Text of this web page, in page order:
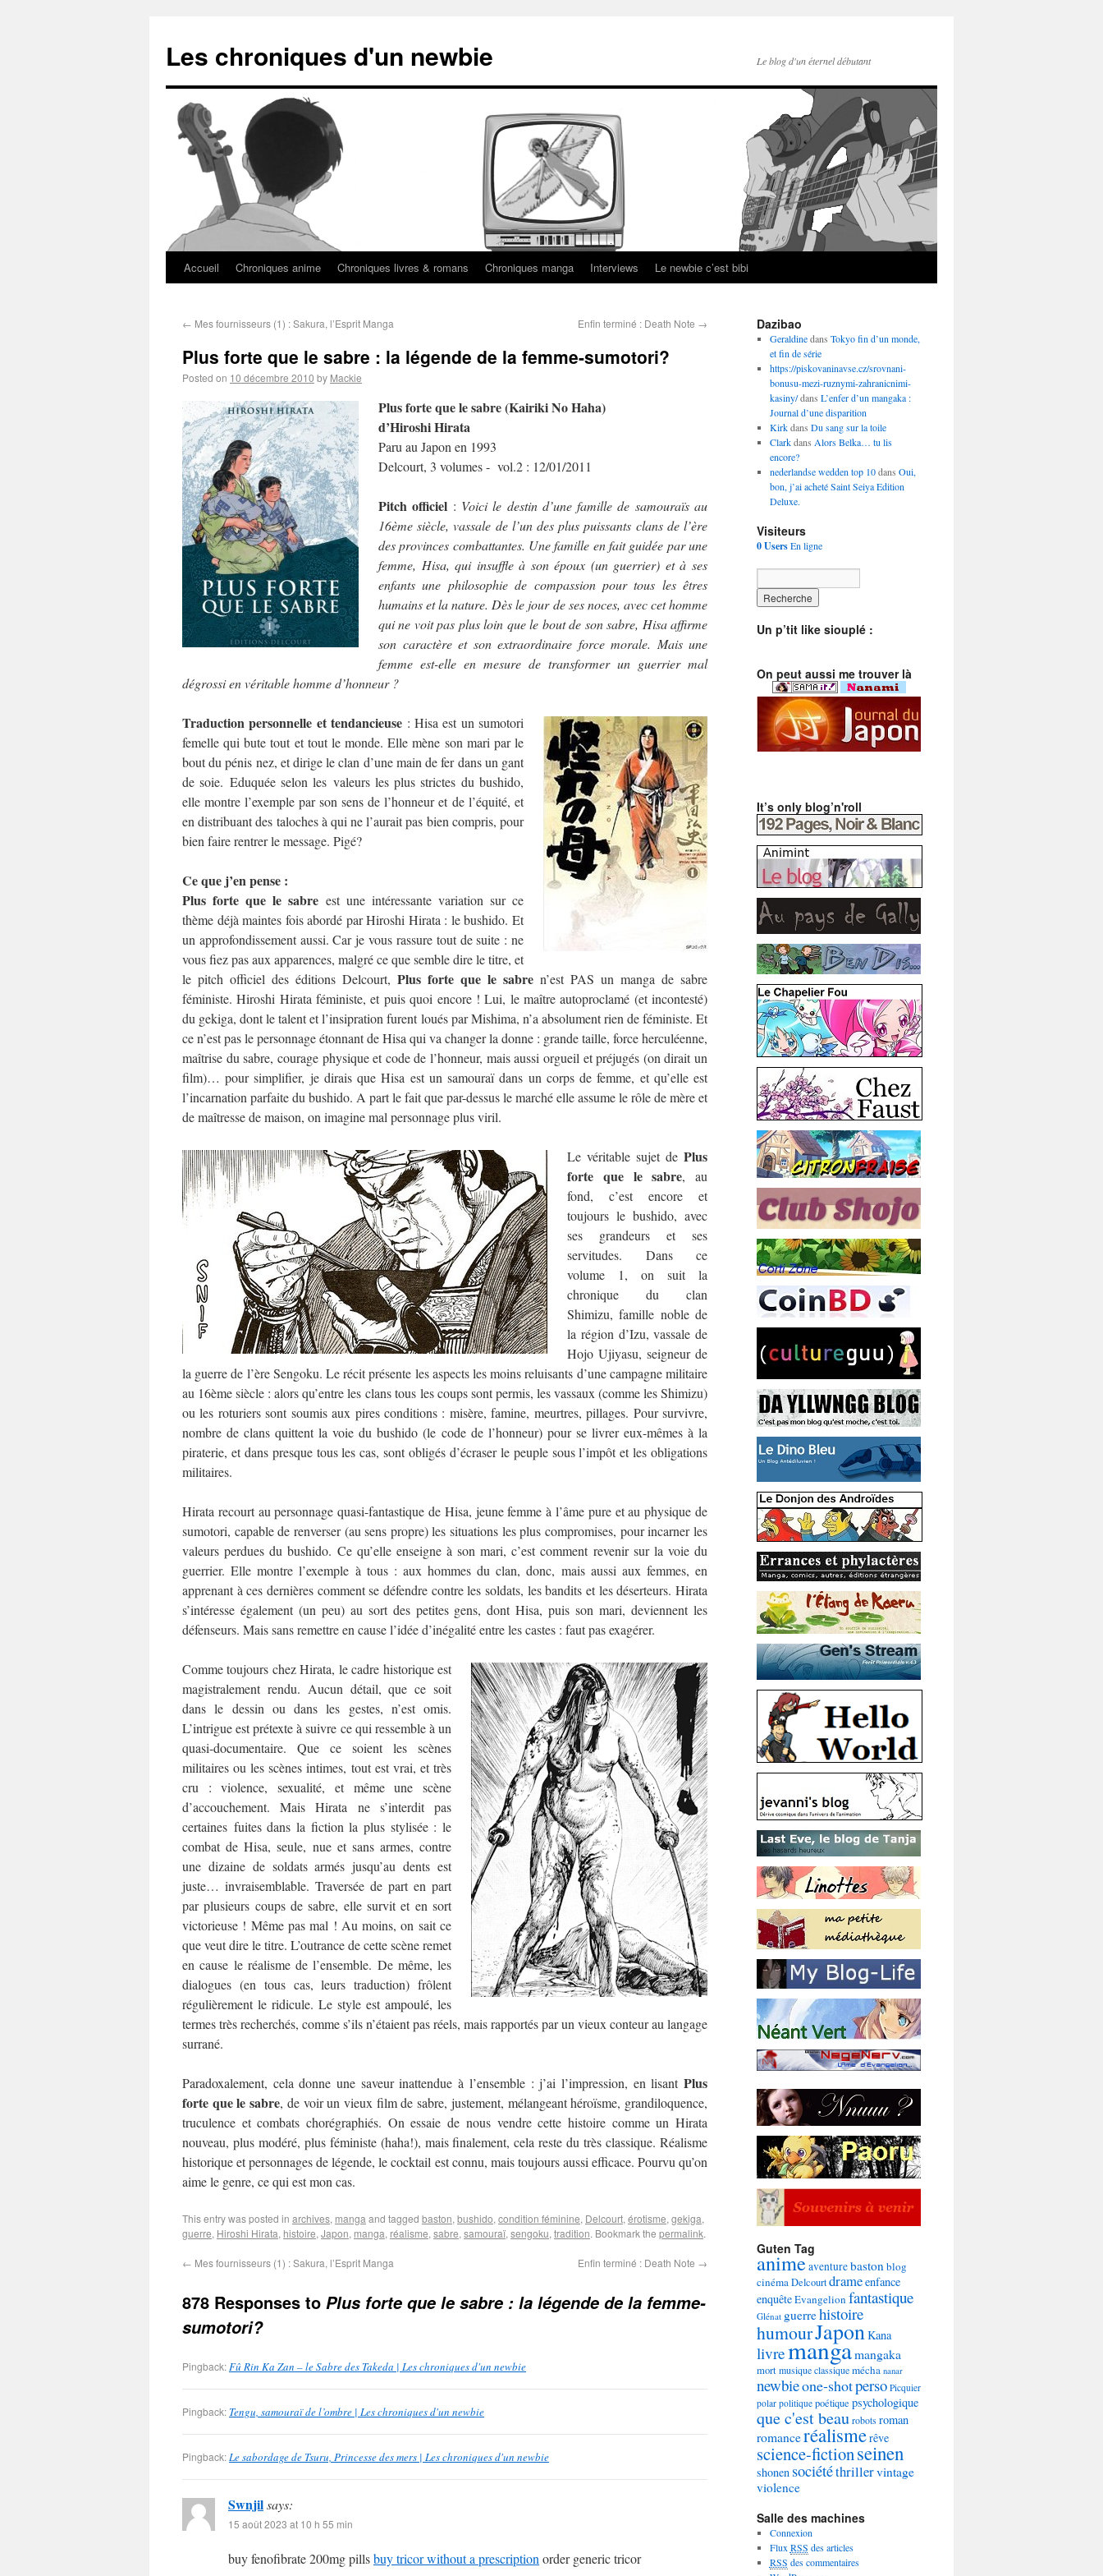
Les chroniques d'un newbie Le blog d'un éternel débutant
Accueil Chroniques anime Chroniques livres & romans Chroniques manga Interviews Le newbie c’est bibi
← Mes fournisseurs (1) : Sakura, l’Esprit Manga Enfin terminé : Death Note →
Plus forte que le sabre : la légende de la femme-sumotori?
Posted on 10 décembre 2010 by Mackie
Plus forte que le sabre (Kairiki No Haha)
d’Hiroshi Hirata
Paru au Japon en 1993
Delcourt, 3 volumes - vol.2 : 12/01/2011
Pitch officiel : Voici le destin d’une famille de samouraïs au
16ème siècle, vassale de l’un des plus puissants clans de l’ère
des provinces combattantes. Une famille en fait guidée par une
femme, Hisa, qui insuffle à son époux (un guerrier) et à ses
enfants une philosophie de compassion pour tous les êtres
humains et la nature. Dès le jour de ses noces, avec cet homme
qui ne voit pas plus loin que le bout de son sabre, Hisa affirme
son caractère et son extraordinaire force morale. Mais une
femme est-elle en mesure de transformer un guerrier mal
dégrossi en véritable homme d’honneur ?
Traduction personnelle et tendancieuse : Hisa est un sumotori
femelle qui bute tout et tout le monde. Elle mène son mari par le
bout du pénis nez, et dirige le clan d’une main de fer dans un gant
de soie. Eduquée selon les valeurs les plus strictes du bushido,
elle montre l’exemple par son sens de l’honneur et de l’équité, et
en distribuant des taloches à qui ne l’aurait pas bien compris, pour
bien faire rentrer le message. Pigé?
Ce que j’en pense :
Plus forte que le sabre est une intéressante variation sur ce
thème déjà maintes fois abordé par Hiroshi Hirata : le bushido. Et
un approfondissement aussi. Car je vous rassure tout de suite : ne
vous fiez pas aux apparences, malgré ce que semble dire le titre, et
le pitch officiel des éditions Delcourt, Plus forte que le sabre n’est PAS un manga de sabre
féministe. Hiroshi Hirata féministe, et puis quoi encore ! Lui, le maître autoproclamé (et incontesté)
du gekiga, dont le talent et l’insipration furent loués par Mishima, n’a absolument rien de féministe. Et
ce n’est pas le personnage étonnant de Hisa qui va changer la donne : grande taille, force herculéenne,
maîtrise du sabre, courage physique et code de l’honneur, mais aussi orgueil et préjugés (on dirait un
film)… pour simplifier, je dirais que Hisa est un samouraï dans un corps de femme, et qu’elle est
l’incarnation parfaite du bushido. A part le fait que par-dessus le marché elle assume le rôle de mère et
de maîtresse de maison, on imagine mal personnage plus viril.
Le véritable sujet de Plus
forte que le sabre, au
fond, c’est encore et
toujours le bushido, avec
ses grandeurs et ses
servitudes. Dans ce
volume 1, on suit la
chronique du clan
Shimizu, famille noble de
la région d’Izu, vassale de
Hojo Ujiyasu, seigneur de
la guerre de l’ère Sengoku. Le récit présente les aspects les moins reluisants d’une campagne militaire
au 16ème siècle : alors qu’entre les clans tous les coups sont permis, les vassaux (comme les Shimizu)
ou les roturiers sont soumis aux pires conditions : misère, famine, meurtres, pillages. Pour survivre,
nombre de clans quittent la voie du bushido (le code de l’honneur) pour se livrer eux-mêmes à la
piraterie, et dans presque tous les cas, sont obligés d’écraser le peuple sous l’impôt et les obligations
militaires.
Hirata recourt au personnage quasi-fantastique de Hisa, jeune femme à l’âme pure et au physique de
sumotori, capable de renverser (au sens propre) les situations les plus compromises, pour incarner les
valeurs perdues du bushido. Ce qu’elle enseigne à son mari, c’est comment revenir sur la voie du
guerrier. Elle montre l’exemple à tous : aux hommes du clan, donc, mais aussi aux femmes, en
apprenant à ces dernières comment se défendre contre les soldats, les bandits et les déserteurs. Hirata
s’intéresse également (un peu) au sort des petites gens, dont Hisa, puis son mari, deviennent les
défenseurs. Mais sans remettre en cause l’idée d’inégalité entre les castes : faut pas exagérer.
Comme toujours chez Hirata, le cadre historique est
magistralement rendu. Aucun détail, que ce soit
dans le dessin ou dans les gestes, n’est omis.
L’intrigue est prétexte à suivre ce qui ressemble à un
quasi-documentaire. Que ce soient les scènes
militaires ou les scènes intimes, tout est vrai, et très
cru : violence, sexualité, et même une scène
d’accouchement. Mais Hirata ne s’interdit pas
certaines fuites dans la fiction la plus stylisée : le
combat de Hisa, seule, nue et sans armes, contre
une dizaine de soldats armés jusqu’au dents est
juste… invraisemblable. Traversée de part en part
par plusieurs coups de sabre, elle survit et en sort
victorieuse ! Même pas mal ! Au moins, on sait ce
que veut dire le titre. L’outrance de cette scène remet
en cause le réalisme de l’ensemble. De même, les
dialogues (en tous cas, leurs traduction) frôlent
régulièrement le ridicule. Le style est ampoulé, les
termes très recherchés, comme s’ils n’étaient pas réels, mais rapportés par un vieux conteur au langage
surrané.
Paradoxalement, cela donne une saveur inattendue à l’ensemble : j’ai l’impression, en lisant Plus
forte que le sabre, de voir un vieux film de sabre, justement, mélangeant héroïsme, grandiloquence,
truculence et combats chorégraphiés. On essaie de nous vendre cette histoire comme un Hirata
nouveau, plus modéré, plus féministe (haha!), mais finalement, cela reste du très classique. Réalisme
historique et personnages de légende, le cocktail est connu, mais toujours aussi efficace. Pourvu qu’on
aime le genre, ce qui est mon cas.
This entry was posted in archives, manga and tagged baston, bushido, condition féminine, Delcourt, érotisme, gekiga,
guerre, Hiroshi Hirata, histoire, Japon, manga, réalisme, sabre, samouraï, sengoku, tradition. Bookmark the permalink.
← Mes fournisseurs (1) : Sakura, l’Esprit Manga Enfin terminé : Death Note →
878 Responses to Plus forte que le sabre : la légende de la femme-
sumotori?
Pingback:Fû Rin Ka Zan – le Sabre des Takeda | Les chroniques d'un newbie
Pingback: Tengu, samouraï de l’ombre | Les chroniques d'un newbie
Pingback:Le sabordage de Tsuru, Princesse des mers | Les chroniques d'un newbie
Swnjilsays:
15 août 2023 at 10 h 55 min
buy fenofibrate 200mg pillsbuy tricor without a prescription order generic tricor
Dazibao
Geraldinedans Tokyo fin d’un monde,
et fin de série
https://piskovaninavse.cz/srovnani-
bonusu-mezi-ruznymi-zahranicnimi-
kasiny/dans L’enfer d’un mangaka :
Journal d’une disparition
Kirkdans Du sang sur la toile
Clarkdans Alors Belka… tu lis
encore?
nederlandse wedden top 10dans Oui,
bon, j’ai acheté Saint Seiya Edition
Deluxe.
Visiteurs
0 UsersEn ligne
Un p’tit like siouplé :
On peut aussi me trouver là
It’s only blog’n'roll
Guten Tag
animeaventurebaston blog
cinémaDelcourtdrameenfance
enquêteEvangelion fantastique
Glénat guerrehistoire
humourJapon Kana
livremangamangaka
mortmusique classiquemécha nanar
newbieone-shotperso Picquier
polar politique poétique psychologique
que c'est beaurobotsroman
romanceréalismerêve
science-fictionseinen
shonen sociététhrillervintage
violence
Salle des machines
Connexion
Flux RSS des articles
RSS des commentaires